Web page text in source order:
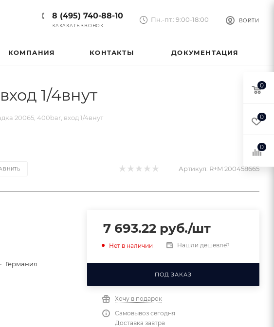
ВОЙТИ
8 (495) 740-88-10
ЗАКАЗАТЬ ЗВОНОК
Пн.-пт.: 9:00-18:00
КОМПАНИЯ КОНТАКТЫ ДОКУМЕНТАЦИЯ
1/4внут
20065, 400bar, вход 1/4внут
Артикул: R+M 200458665
Германия
7 693.22руб./шт
Нет в наличии Нашли дешевле?
ПОД ЗАКАЗ
Хочу в подарок
Самовывоз сегодня
Доставка завтра
0
0
0